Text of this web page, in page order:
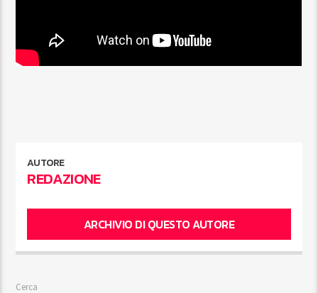
AUTORE
REDAZIONE
ARCHIVIO DI QUESTO AUTORE
Cerca